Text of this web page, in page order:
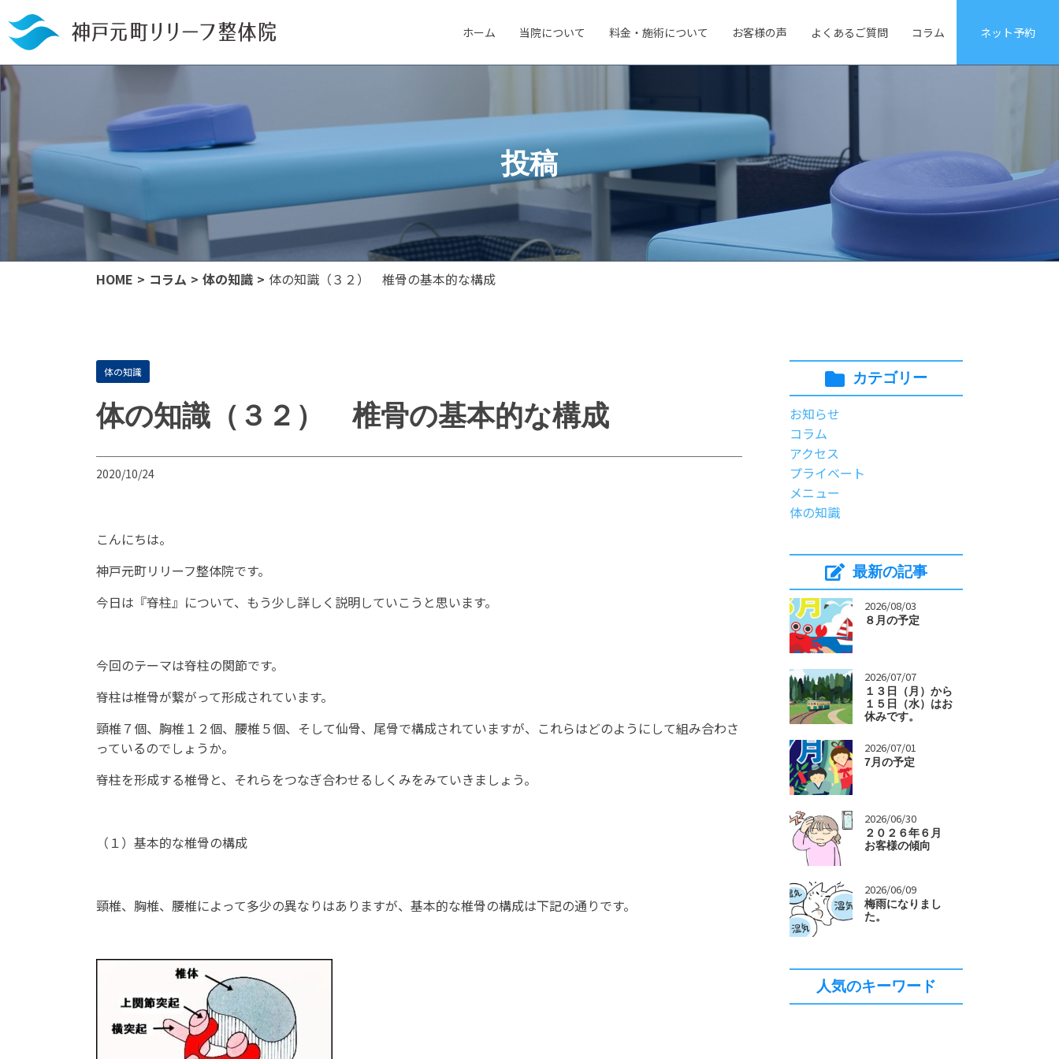
ホーム 当院について 料金・施術について お客様の声 よくあるご質問 コラム ネット予約
投稿
HOME コラム 体の知識 体の知識（３２） 椎骨の基本的な構成
体の知識
体の知識（３２） 椎骨の基本的な構成
2020/10/24
こんにちは。
神戸元町リリーフ整体院です。
今日は『脊柱』について、もう少し詳しく説明していこうと思います。
今回のテーマは脊柱の関節です。
脊柱は椎骨が繋がって形成されています。
頸椎７個、胸椎１２個、腰椎５個、そして仙骨、尾骨で構成されていますが、これらはどのようにして組み合わさ
っているのでしょうか。
脊柱を形成する椎骨と、それらをつなぎ合わせるしくみをみていきましょう。
（１）基本的な椎骨の構成
頸椎、胸椎、腰椎によって多少の異なりはありますが、基本的な椎骨の構成は下記の通りです。
カテゴリー
お知らせ
コラム
アクセス
プライベート
メニュー
体の知識
最新の記事
> 2026/08/03
８月の予定
> 2026/07/07
１３日（月）から
１５日（水）はお
休みです。
> 2026/07/01
7月の予定
> 2026/06/30
２０２６年６月
お客様の傾向
> 2026/06/09
梅雨になりまし
た。
人気のキーワード